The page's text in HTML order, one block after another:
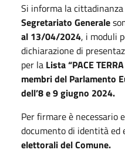
Si informa la cittadinanza
Segretariato Generale
al 13/04/2024, i moduli
dichiarazione di
per la Lista “PACE
membri del Parlamento
dell’8 e9 giugno 2024.
Per firmare è necessario
documento di identità ed
elettorali del Comune.